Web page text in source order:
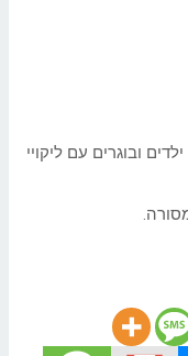
ובוגרים עם ליקויי